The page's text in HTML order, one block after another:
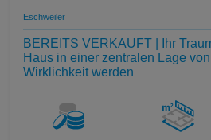
Eschweiler
BEREITS VERKAUFT | Ihr
Haus in einer zentralen Lage
Wirklichkeit werden